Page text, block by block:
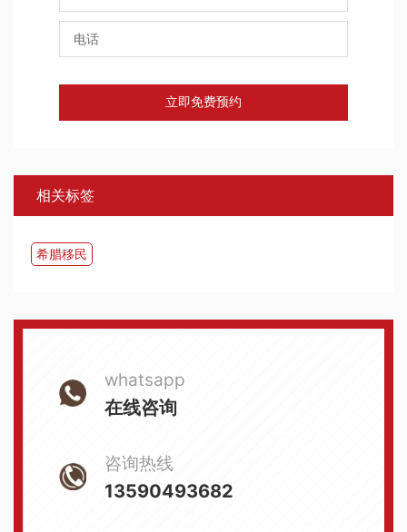
立即免费预约
相关标签
希腊移民
whatsapp
在线咨询
咨询热线
13590493682